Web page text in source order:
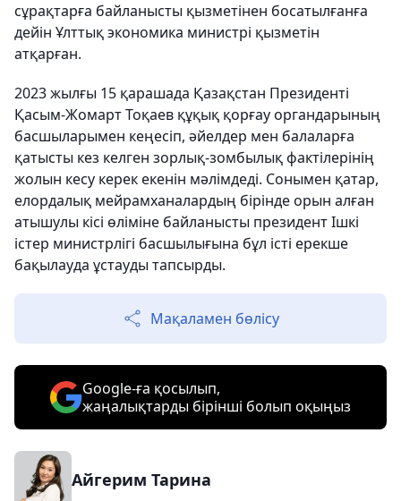
сұрақтарға байланысты қызметінен босатылғанға
дейін Ұлттық экономика министрі қызметін
атқарған.
2023 жылғы 15 қарашада Қазақстан Президенті
Қасым-Жомарт Тоқаев құқық қорғау органдарының
басшыларымен кеңесіп, әйелдер мен балаларға
қатысты кез келген зорлық-зомбылық фактілерінің
жолын кесу керек екенін мәлімдеді. Сонымен қатар,
елордалық мейрамханалардың бірінде орын алған
атышулы кісі өліміне байланысты президент Ішкі
істер министрлігі басшылығына бұл істі ерекше
бақылауда ұстауды тапсырды.
Мақаламен бөлісу
Google-ға қосылып,
жаңалықтарды бірінші болып оқыңыз
Айгерим Тарина